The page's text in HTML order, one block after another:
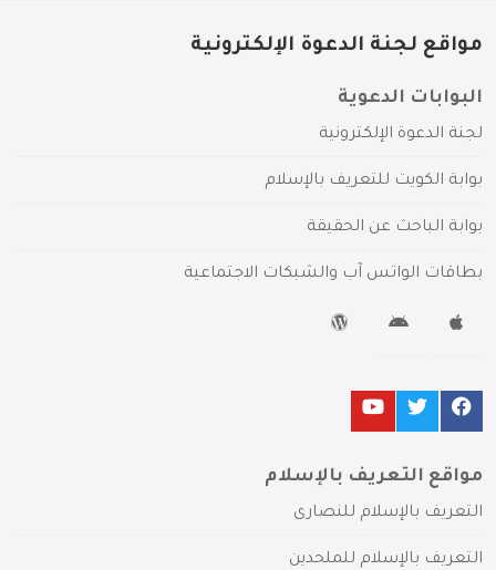
مواقع لجنة الدعوة الإلكترونية
البوابات الدعوية
لجنة الدعوة الإلكترونية
بوابة الكويت للتعريف بالإسلام
بوابة الباحث عن الحقيقة
بطاقات الواتس آب والشبكات الاجتماعية
مواقع التعريف بالإسلام
التعريف بالإسلام للنصارى
التعريف بالإسلام للملحدين